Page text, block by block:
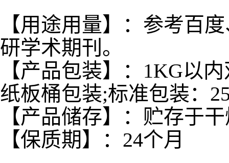
【用途用量】：参考百
研学术期刊。
【产品包装】：1KG以
纸板桶包装;标准包装：
【产品储存】：贮存于
【保质期】：24个月